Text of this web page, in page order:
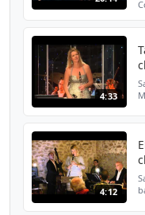
4:33
4:12